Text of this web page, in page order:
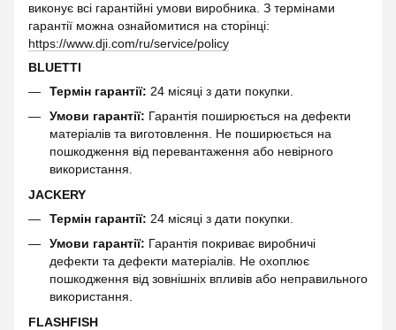
виконує всі гарантійні умови виробника. З термінами
гарантії можна ознайомитися на сторінці:
https://www.dji.com/ru/service/policy
BLUETTI
Термін гарантії: 24 місяці з дати покупки.
Умови гарантії: Гарантія поширюється на дефекти
матеріалів та виготовлення. Не поширюється на
пошкодження від перевантаження або невірного
використання.
JACKERY
Термін гарантії: 24 місяці з дати покупки.
Умови гарантії: Гарантія покриває виробничі
дефекти та дефекти матеріалів. Не охоплює
пошкодження від зовнішніх впливів або неправильного
використання.
FLASHFISH